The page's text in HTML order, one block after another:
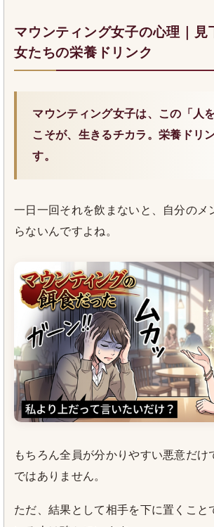
マウンティング女子の心理｜見
女たちの栄養ドリンク
マウンティング女子は、この「人
こそが、生きるチカラ。栄養ドリ
す。
一日一回それを飲まないと、自分のメ
らないんですよね。
もちろん全員が分かりやすい悪意だけ
ではありません。
ただ、結果として相手を下に置くこと